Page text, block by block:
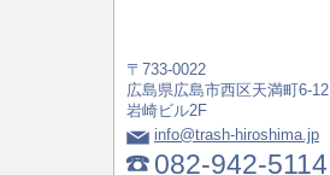
〒733-0022
広島県広島市西区天満町6-12
岩崎ビル2F
info@trash-hiroshima.jp
082-942-5114